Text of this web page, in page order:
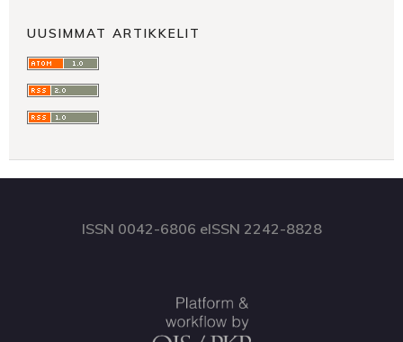
UUSIMMAT ARTIKKELIT
ISSN 0042-6806 eISSN 2242-8828